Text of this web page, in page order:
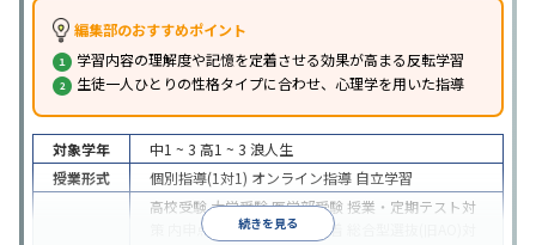
編集部のおすすめポイント
学習内容の理解度や記憶を定着させる効果が高まる反転学習
生徒一人ひとりの性格タイプに合わせ、心理学を用いた指導
続きを見る
対象学年 中1 ~ 3 高1 ~ 3 浪人生
授業形式
個別指導(1対1) オンライン指導 自立学習
高校受験大学受験医学部受験 授業・定期テスト対
内申点対策学習習慣の定着